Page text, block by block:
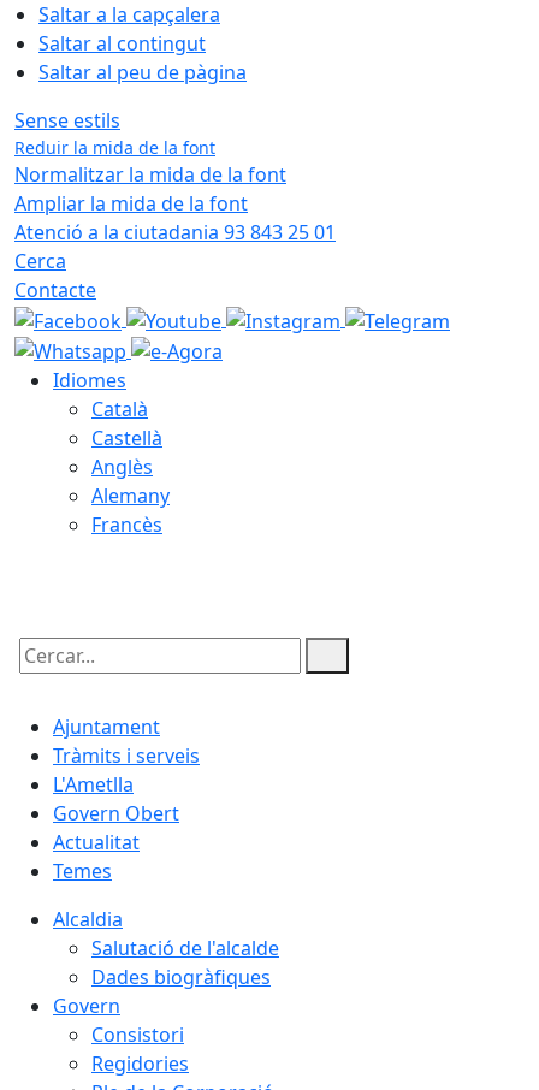
Saltar a la capçalera
Saltar al contingut
Saltar al peu de pàgina
Sense estils
Reduir la mida de la font
Normalitzar la mida de la font
Ampliar la mida de la font
Atenció a la ciutadania 93 843 25 01
Cerca
Contacte
Idiomes
Català
Castellà
Anglès
Alemany
Francès
Cercar:
Ajuntament
Tràmits i serveis
L'Ametlla
Govern Obert
Actualitat
Temes
Alcaldia
Salutació de l'alcalde
Dades biogràfiques
Govern
Consistori
Regidories